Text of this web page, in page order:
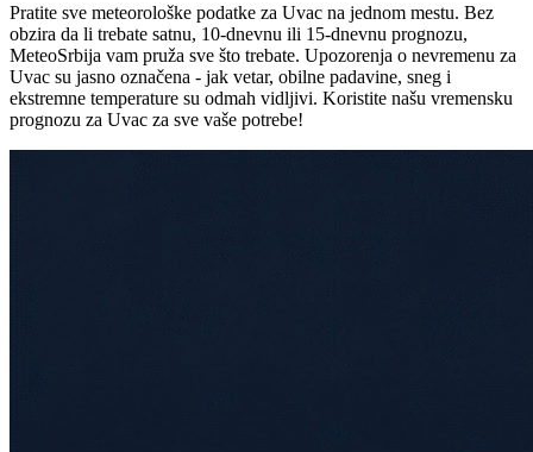
Pratite sve meteorološke podatke za Uvac na jednom mestu. Bez
obzira da li trebate satnu, 10-dnevnu ili 15-dnevnu prognozu,
MeteoSrbija vam pruža sve što trebate. Upozorenja o nevremenu za
Uvac su jasno označena - jak vetar, obilne padavine, sneg i
ekstremne temperature su odmah vidljivi. Koristite našu vremensku
prognozu za Uvac za sve vaše potrebe!